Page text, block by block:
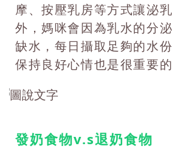
摩、按壓乳房等方式讓泌
外，媽咪會因為乳水的分
缺水，每日攝取足夠的水
保持良好心情也是很重要的
發奶食物v.s退奶食物